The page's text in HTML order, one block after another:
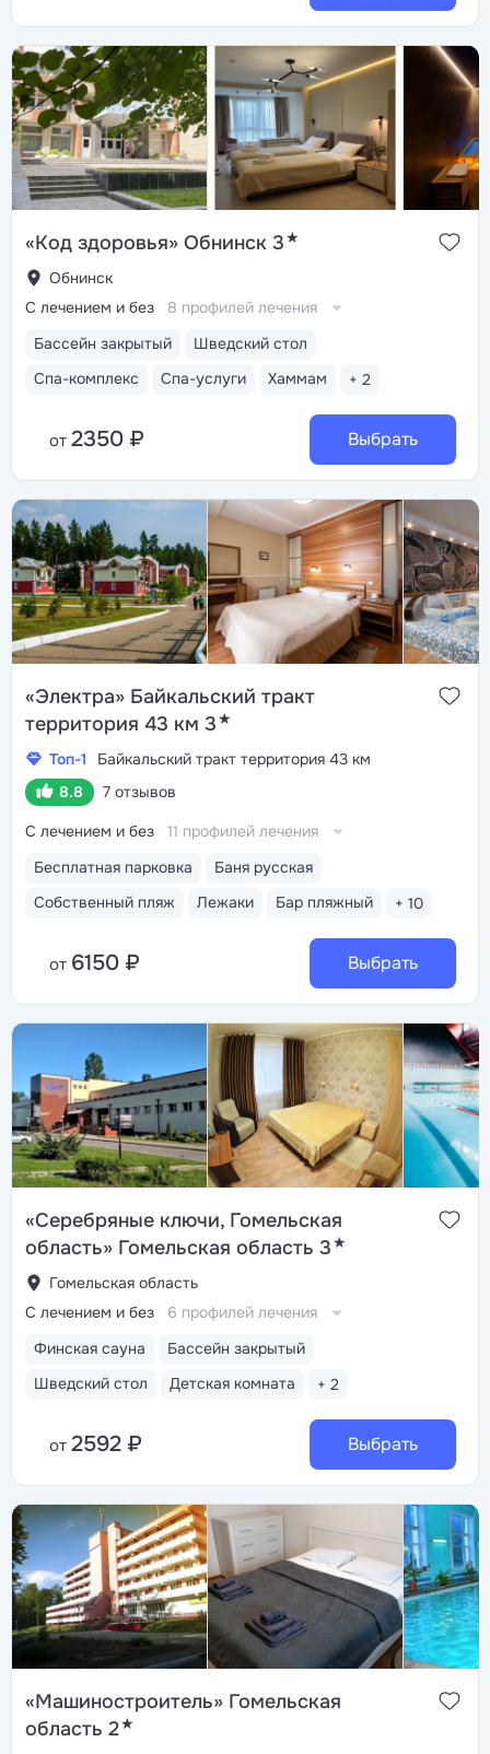
«Код здоровья» Обнинск 3★
Обнинск
Бассейн закрытый
Шведский стол
Спа-комплекс
Спа-услуги Хаммам + 2
С лечением и без 8 профилей лечения
от 2350 ₽ Выбрать
«Электра» Байкальский тракт
территория 43 км 3★
Топ-1
Байкальский тракт территория 43 км
8.8
7 отзывов
Бесплатная парковка
Баня русская
Собственный пляж
Лежаки Бар пляжный + 10
С лечением и без 11 профилей лечения
от 6150 ₽ Выбрать
«Серебряные ключи, Гомельская
область» Гомельская область 3★
Гомельская область
Финская сауна
Бассейн закрытый
Шведский стол
Детская комната + 2
С лечением и без 6 профилей лечения
от 2592 ₽ Выбрать
«Машиностроитель» Гомельская
область 2★